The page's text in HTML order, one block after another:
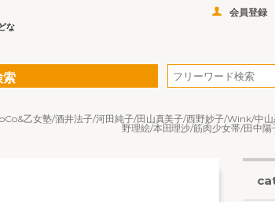
な
会員登録
索
乙女塾/酒井法子/河田純子/田山真美子/西野妙子/Wink/中
野理絵/本田理沙/筋肉少女帯/田中